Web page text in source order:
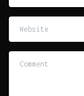
Website